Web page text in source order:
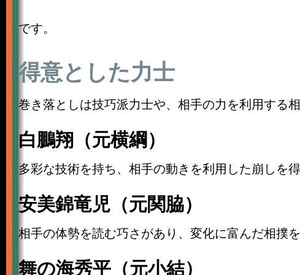
です。
得意とした力士
巻き落としは技巧派力士や、相手の力を利用する
白鵬翔（元横綱）
多彩な技術を持ち、相手の動きを利用した崩しを得
安美錦竜児（元関脇）
相手の体勢を読む巧さがあり、変化に富んだ相撲を
舞の海秀平（元小結）